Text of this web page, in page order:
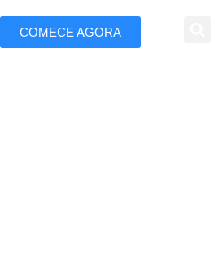
COMECE AGORA